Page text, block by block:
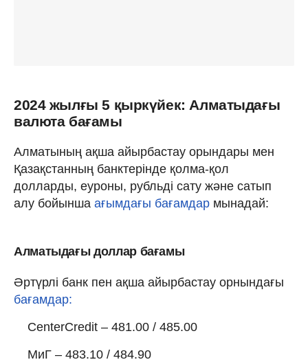
2024 жылғы 5 қыркүйек: Алматыдағы
валюта бағамы
Алматының ақша айырбастау орындары мен
Қазақстанның банктерінде қолма-қол
долларды, еуроны, рубльді сату және сатып
алу бойынша ағымдағы бағамдар мынадай:
Алматыдағы доллар бағамы
Әртүрлі банк пен ақша айырбастау орнындағы
бағамдар:
CenterCredit – 481.00 / 485.00
МиГ – 483.10 / 484.90